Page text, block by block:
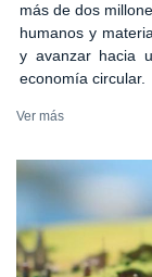
más de dos
humanos y
y avanzar hacia
economía circular.
Ver más